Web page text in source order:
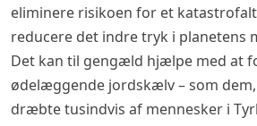
eliminere risikoen for et
reducere det indre tryk i planetens
Det kan til gengæld hjælpe med at
ødelæggende jordskælv – som
dræbte tusindvis af mennesker i